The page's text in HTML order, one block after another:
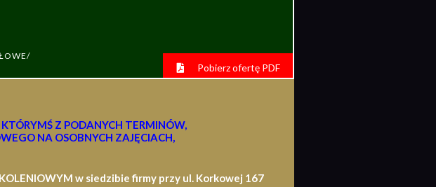
Pobierz ofertę PDF
Z PODANYCH TERMINÓW,
NA OSOBNYCH ZAJĘCIACH,
w siedzibie firmy przy ul. Korkowej 167